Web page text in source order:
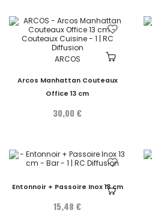
ARCOS
Arcos Manhattan Couteaux
Office 13 cm
30,00 €
Entonnoir + Passoire Inox 13 cm
15,48 €